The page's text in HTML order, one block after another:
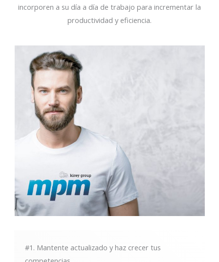
incorporen a su día a día de trabajo para incrementar la
productividad y eficiencia.
#1. Mantente actualizado y haz crecer tus